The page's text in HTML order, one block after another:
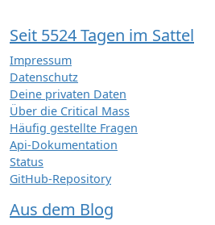
Seit 5524 Tagen im Sattel
Impressum
Datenschutz
Deine privaten Daten
Über die Critical Mass
Häufig gestellte Fragen
Api-Dokumentation
Status
GitHub-Repository
Aus dem Blog